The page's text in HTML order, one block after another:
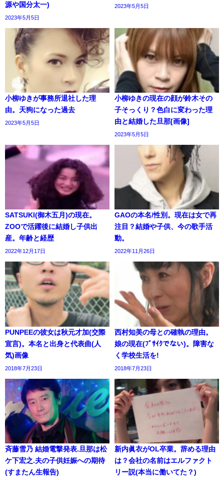
源や国分太一)
2023年5月5日
2023年5月5日
小柳ゆきが事務所退社した理
由。天狗になった過去
2023年5月5日
小柳ゆきの現在の顔が鈴木その
子そっくり？色白に変わった理
由と結婚した旦那[画像]
2023年5月5日
SATSUKI(御木五月)の現在。
ZOOで活躍後に結婚し子供出
産。年齢と経歴
2022年12月17日
GAOの本名/性別。現在は女で再
注目？結婚や子供、今の歌手活
動。
2022年11月26日
PUNPEEの彼女は秋元才加(交際
宣言)。本名と出身と代表曲(人
気)画像
2018年7月23日
西村知美の母との確執の理由。
娘の現在(ﾌﾞｻｲｸでない)。障害な
く学校生活を!
2018年7月23日
斉藤雪乃 結婚電撃発表.旦那は松
ケ下宏之.夫の子供妊娠への期待
(すまたん生報告)
新内眞衣がOL卒業。辞める理由
は？会社の名前はエルファクト
リー説(本当に働いてた？)